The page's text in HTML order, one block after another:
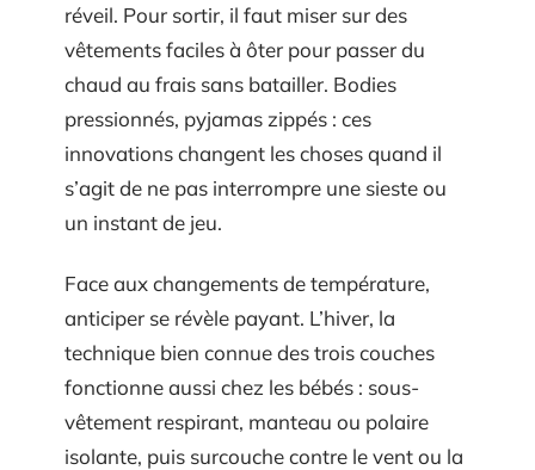
réveil. Pour sortir, il faut miser sur des
vêtements faciles à ôter pour passer du
chaud au frais sans batailler. Bodies
pressionnés, pyjamas zippés : ces
innovations changent les choses quand il
s’agit de ne pas interrompre une sieste ou
un instant de jeu.
Face aux changements de température,
anticiper se révèle payant. L’hiver, la
technique bien connue des trois couches
fonctionne aussi chez les bébés : sous-
vêtement respirant, manteau ou polaire
isolante, puis surcouche contre le vent ou la